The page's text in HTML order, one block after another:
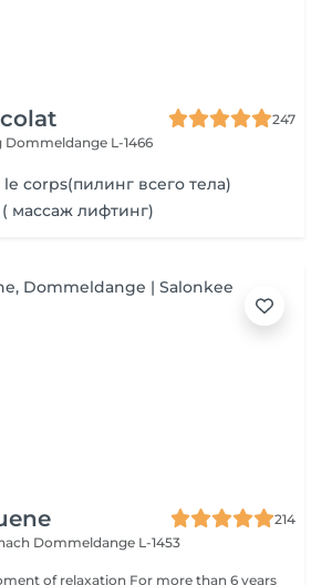
247
Dommeldange L-1466
corps(пилинг всего тела)
массаж лифтинг)
214
Dommeldange L-1453
of relaxation For more than 6 years